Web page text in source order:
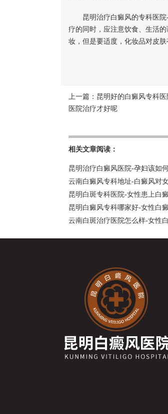
昆明治疗白癜风的专科医院-
疗的同时，应注意饮食、生活
妆，但是要适度，化妆品对皮肤
上一篇： 昆明好的白癜风专科
医院治疗才好呢
相关文章阅读：
昆明治疗白癜风医院-孕妇该如
云南白癜风专科地址-白癜风对
昆明白斑专科医院-女性患上白
昆明白癜风专科哪家好-女性白
云南白斑治疗医院怎么样-女性